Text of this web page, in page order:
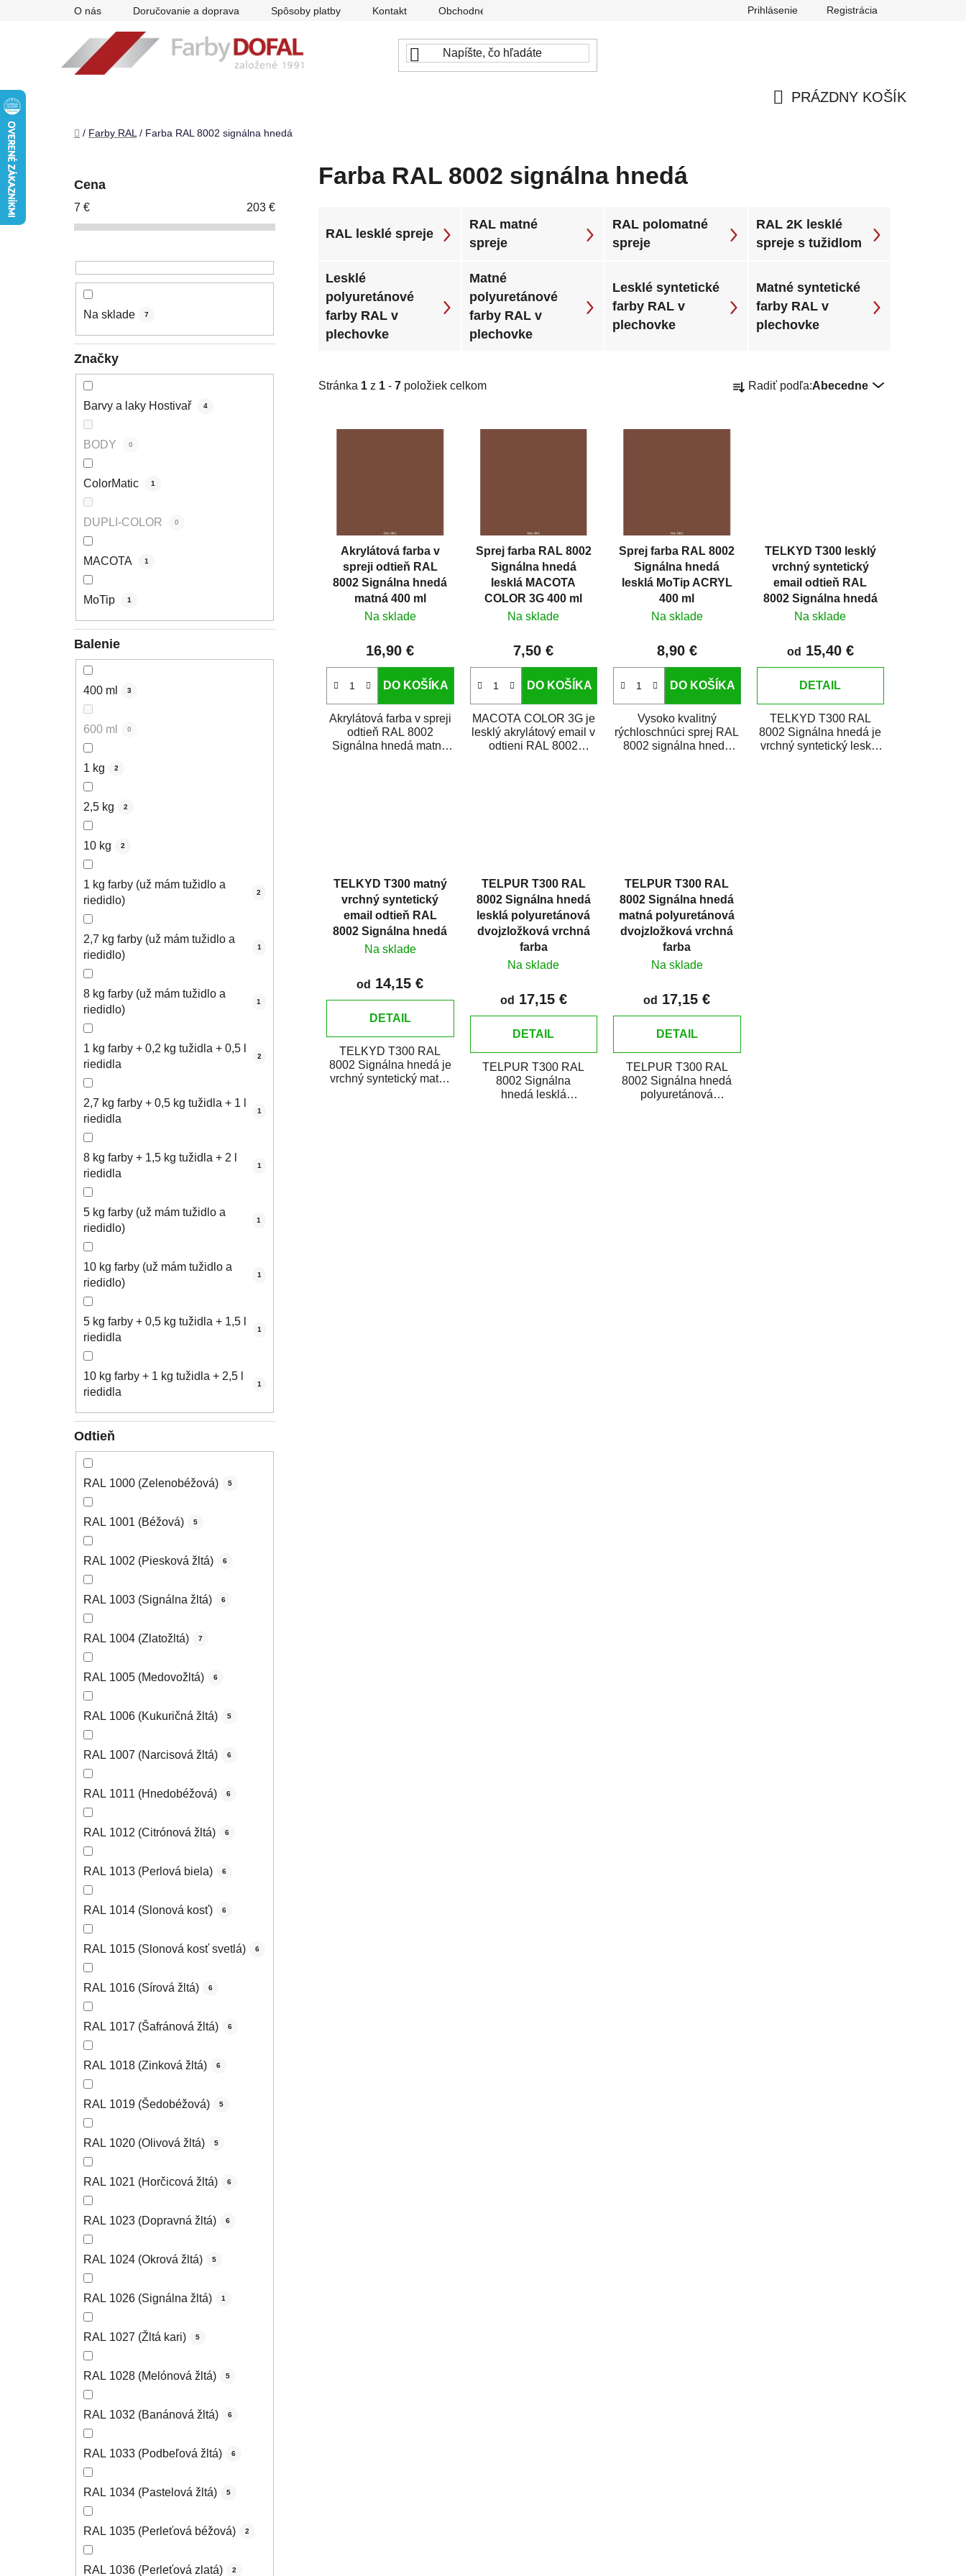
O nás Doručovanie a doprava Spôsoby platby Kontakt Obchodné podmienky Reklamačný poriadok Odstúpenie od zmluvy
Prihlásenie Registrácia
PRÁZDNY KOŠÍK
Domov
/ Farby RAL / Farba RAL 8002 signálna hnedá
Cena
7 € 203 €
Na sklade 7
Značky
Barvy a laky Hostivař 4
BODY 0
ColorMatic 1
DUPLI-COLOR 0
MACOTA 1
MoTip 1
Balenie
400 ml 3
600 ml 0
1 kg 2
2,5 kg 2
10 kg 2
1 kg farby (už mám tužidlo a
riedidlo)
2
2,7 kg farby (už mám tužidlo a
riedidlo)
1
8 kg farby (už mám tužidlo a
riedidlo)
1
1 kg farby + 0,2 kg tužidla + 0,5 l
riedidla
2
2,7 kg farby + 0,5 kg tužidla + 1 l
riedidla
1
8 kg farby + 1,5 kg tužidla + 2 l
riedidla
1
5 kg farby (už mám tužidlo a
riedidlo)
1
10 kg farby (už mám tužidlo a
riedidlo)
1
5 kg farby + 0,5 kg tužidla + 1,5 l
riedidla
1
10 kg farby + 1 kg tužidla + 2,5 l
riedidla
1
Odtieň
RAL 1000 (Zelenobéžová) 5
RAL 1001 (Béžová) 5
RAL 1002 (Piesková žltá) 6
RAL 1003 (Signálna žltá) 6
RAL 1004 (Zlatožltá) 7
RAL 1005 (Medovožltá) 6
RAL 1006 (Kukuričná žltá) 5
RAL 1007 (Narcisová žltá) 6
RAL 1011 (Hnedobéžová) 6
RAL 1012 (Citrónová žltá) 6
RAL 1013 (Perlová biela) 6
RAL 1014 (Slonová kosť) 6
RAL 1015 (Slonová kosť svetlá) 6
RAL 1016 (Sírová žltá) 6
RAL 1017 (Šafránová žltá) 6
RAL 1018 (Zinková žltá) 6
RAL 1019 (Šedobéžová) 5
RAL 1020 (Olivová žltá) 5
RAL 1021 (Horčicová žltá) 6
RAL 1023 (Dopravná žltá) 6
RAL 1024 (Okrová žltá) 5
RAL 1026 (Signálna žltá) 1
RAL 1027 (Žltá kari) 5
RAL 1028 (Melónová žltá) 5
RAL 1032 (Banánová žltá) 6
RAL 1033 (Podbeľová žltá) 6
RAL 1034 (Pastelová žltá) 5
RAL 1035 (Perleťová béžová) 2
RAL 1036 (Perleťová zlatá) 2
Farba RAL 8002 signálna hnedá
RAL lesklé spreje
RAL matné
spreje
RAL polomatné
spreje
RAL 2K lesklé
spreje s tužidlom
Lesklé
polyuretánové
farby RAL v
plechovke
Matné
polyuretánové
farby RAL v
plechovke
Lesklé syntetické
farby RAL v
plechovke
Matné syntetické
farby RAL v
plechovke
Stránka 1 z 1 - 7 položiek celkom
a
o
d
u
Radiť podľa:Abecedne
v
Akrylátová farba v
spreji odtieň RAL
8002 Signálna hnedá
matná 400 ml
Na sklade
16,90 €
DO KOŠÍKA
Akrylátová farba v spreji
odtieň RAL 8002
Signálna hnedá matná
Sprej farba RAL 8002
Signálna hnedá
lesklá MACOTA
COLOR 3G 400 ml
Na sklade
7,50 €
DO KOŠÍKA
MACOTA COLOR 3G je
lesklý akrylátový email v
odtieni RAL 8002
Sprej farba RAL 8002
Signálna hnedá
lesklá MoTip ACRYL
400 ml
Na sklade
8,90 €
DO KOŠÍKA
Vysoko kvalitný
rýchloschnúci sprej RAL
8002 signálna hnedá
TELKYD T300 lesklý
vrchný syntetický
email odtieň RAL
8002 Signálna hnedá
Na sklade
od 15,40 €
DETAIL
TELKYD T300 RAL
8002 Signálna hnedá je
vrchný syntetický lesklý
TELKYD T300 matný
vrchný syntetický
email odtieň RAL
8002 Signálna hnedá
Na sklade
od 14,15 €
DETAIL
TELKYD T300 RAL
8002 Signálna hnedá je
vrchný syntetický matný
TELPUR T300 RAL
8002 Signálna hnedá
lesklá polyuretánová
dvojzložková vrchná
farba
Na sklade
od 17,15 €
DETAIL
TELPUR T300 RAL
8002 Signálna
hnedá lesklá
TELPUR T300 RAL
8002 Signálna hnedá
matná polyuretánová
dvojzložková vrchná
farba
Na sklade
od 17,15 €
DETAIL
TELPUR T300 RAL
8002 Signálna hnedá
polyuretánová